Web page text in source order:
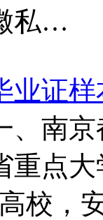
私…
业证样
、南
重点
校，